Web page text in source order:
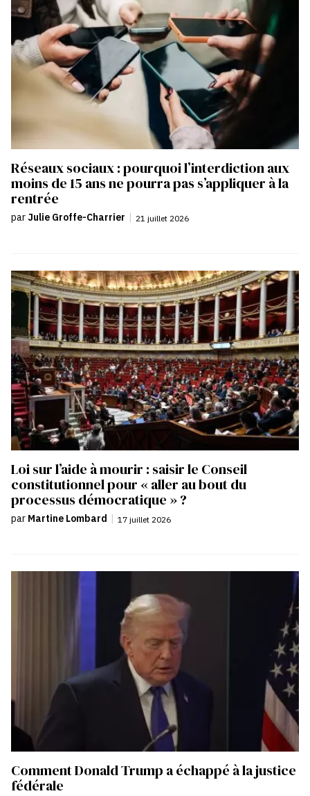
Réseaux sociaux : pourquoi l’interdiction aux
moins de 15 ans ne pourra pas s’appliquer à la
rentrée
par Julie Groffe-Charrier 21 juillet 2026
Loi sur l’aide à mourir : saisir le Conseil
constitutionnel pour « aller au bout du
processus démocratique » ?
par Martine Lombard | 17 juillet 2026
Comment Donald Trump a échappé à la justice
fédérale